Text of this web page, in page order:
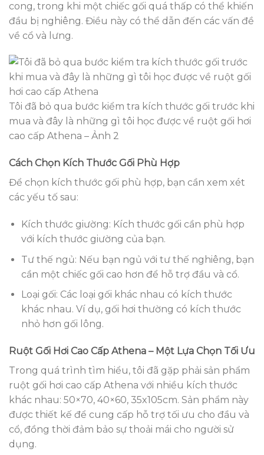
cong, trong khi một chiếc gối quá thấp có thể khiến
đầu bị nghiêng. Điều này có thể dẫn đến các vấn đề
về cổ và lưng.
Tôi đã bỏ qua bước kiểm tra kích thước gối trước khi
mua và đây là những gì tôi học được về ruột gối hơi
cao cấp Athena – Ảnh 2
Cách Chọn Kích Thước Gối Phù Hợp
Để chọn kích thước gối phù hợp, bạn cần xem xét
các yếu tố sau:
Kích thước giường: Kích thước gối cần phù hợp
với kích thước giường của bạn.
Tư thế ngủ: Nếu bạn ngủ với tư thế nghiêng, bạn
cần một chiếc gối cao hơn để hỗ trợ đầu và cổ.
Loại gối: Các loại gối khác nhau có kích thước
khác nhau. Ví dụ, gối hơi thường có kích thước
nhỏ hơn gối lông.
Ruột Gối Hơi Cao Cấp Athena – Một Lựa Chọn Tối Ưu
Trong quá trình tìm hiểu, tôi đã gặp phải sản phẩm
ruột gối hơi cao cấp Athena với nhiều kích thước
khác nhau: 50×70, 40×60, 35x105cm. Sản phẩm này
được thiết kế để cung cấp hỗ trợ tối ưu cho đầu và
cổ, đồng thời đảm bảo sự thoải mái cho người sử
dụng.